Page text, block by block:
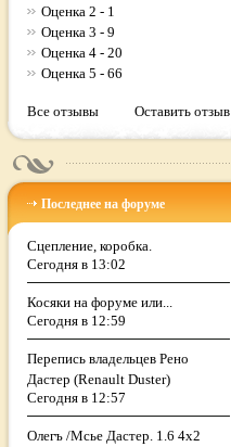
Оценка 2 - 1
Оценка 3 - 9
Оценка 4 - 20
Оценка 5 - 66
Все отзывы Оставить отзыв
Последнее на форуме
Сцепление, коробка.
Сегодня в 13:02
Косяки на форуме или...
Сегодня в 12:59
Перепись владельцев Рено
Дастер (Renault Duster)
Сегодня в 12:57
Олегъ /Мсье Дастер. 1.6 4х2